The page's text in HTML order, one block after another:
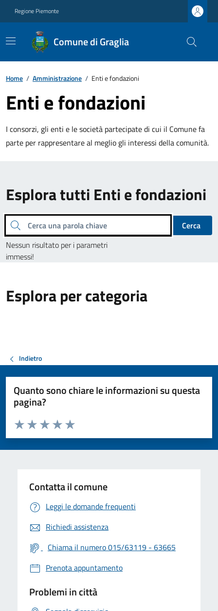
Regione Piemonte
Comune di Graglia
Home / Amministrazione / Enti e fondazioni
Enti e fondazioni
I consorzi, gli enti e le società partecipate di cui il Comune fa
parte per rappresentare al meglio gli interessi della comunità.
Esplora tutti Enti e fondazioni
Cerca una parola chiave
Cerca
Nessun risultato per i parametri
immessi!
Esplora per categoria
Indietro
Quanto sono chiare le informazioni su questa
pagina?
Valuta da 1 a 5 stelle la pagina
Valuta 5 stelle su 5
Valuta 4 stelle su 5
Valuta 3 stelle su 5
Valuta 2 stelle su 5
Valuta 1 stelle su 5
Contatta il comune
Leggi le domande frequenti
Richiedi assistenza
Chiama il numero 015/63119 - 63665
Prenota appuntamento
Problemi in città